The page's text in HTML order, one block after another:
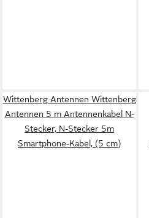
Wittenberg Antennen Wittenberg
Antennen 5 m Antennenkabel N-
Stecker, N-Stecker 5m
Smartphone-Kabel, (5 cm)